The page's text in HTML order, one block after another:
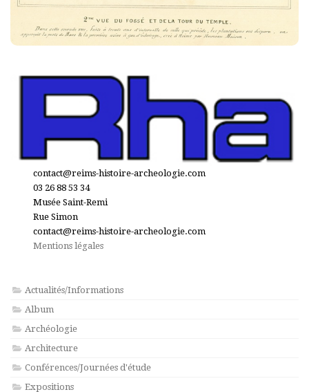
contact@reims-histoire-archeologie.com
03 26 88 53 34
Musée Saint-Remi
Rue Simon
contact@reims-histoire-archeologie.com
Mentions légales
Actualités/Informations
Album
Archéologie
Architecture
Conférences/Journées d'étude
Expositions